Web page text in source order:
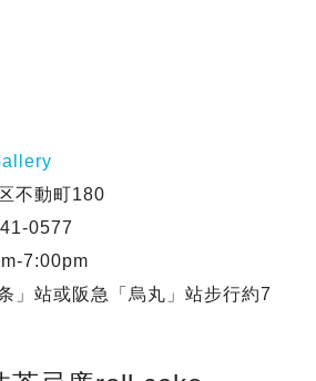
不動町180
0577
7:00pm
」站或阪急「烏丸」站步行約7